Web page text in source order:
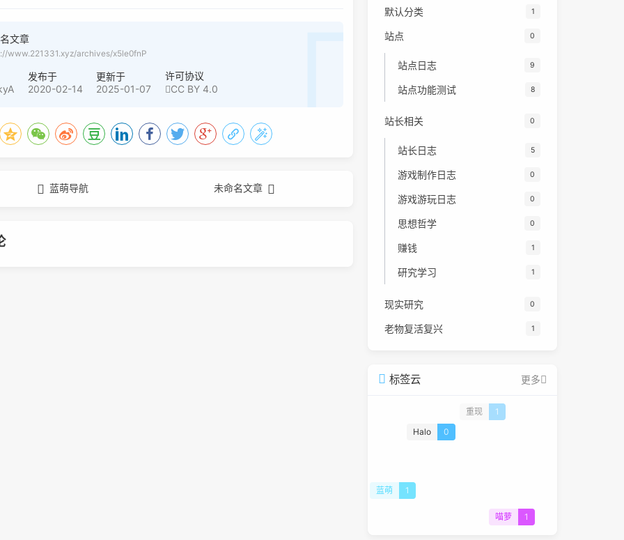
文章
www.221331.xyz/archives/x5le0fnP
发布于
2020-02-14
更新于
2025-01-07
许可协议
CC BY 4.0
蓝萌导航 未命名文章
默认分类 1
站点 0
站点日志 9
站点功能测试 8
站长相关 0
站长日志 5
游戏制作日志 0
游戏游玩日志 0
思想哲学 0
赚钱 1
研究学习 1
现实研究 0
老物复活复兴 1
标签云 更多
Halo 0
喵萝 1
重现 1
蓝萌 1